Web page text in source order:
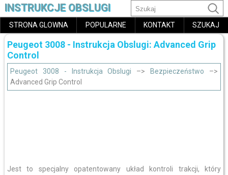
INSTRUKCJE OBSLUGI
STRONA GLOWNA POPULARNE KONTAKT SZUKAJ
Peugeot 3008 - Instrukcja Obslugi: Advanced Grip
Control
Peugeot 3008 - Instrukcja Obslugi –> Bezpieczeństwo –>
Advanced Grip Control
Jest to specjalny opatentowany układ kontroli trakcji, który